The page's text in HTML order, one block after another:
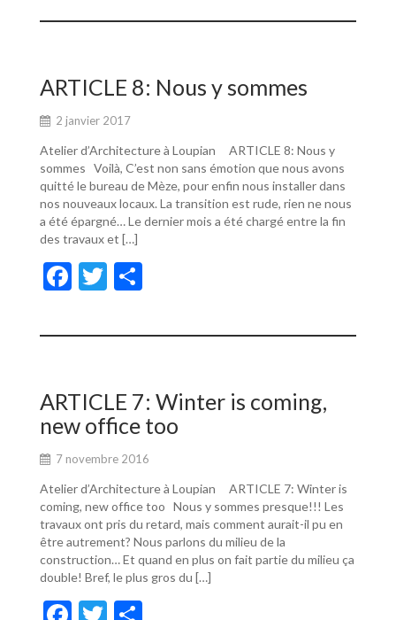
e
o
o
k
itt ta
er
ARTICLE 8: Nous y sommes
2 janvier 2017
Atelier d’Architecture à Loupian ARTICLE 8: Nous y
sommes Voilà, C’est non sans émotion que nous avons
quitté le bureau de Mèze, pour enfin nous installer dans
nos nouveaux locaux. La transition est rude, rien ne nous
a été épargné… Le dernier mois a été chargé entre la fin
des travaux et […]
F
e
o
o
k
T
itt ta
er
ARTICLE 7: Winter is coming,
new office too
7 novembre 2016
Atelier d’Architecture à Loupian ARTICLE 7: Winter is
coming, new office too Nous y sommes presque!!! Les
travaux ont pris du retard, mais comment aurait-il pu en
être autrement? Nous parlons du milieu de la
construction… Et quand en plus on fait partie du milieu ça
double! Bref, le plus gros du […]